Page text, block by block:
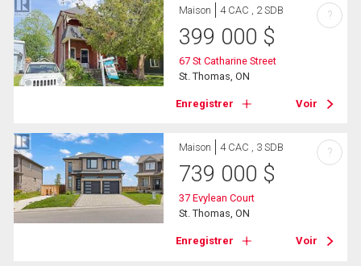
Maison 4 CAC , 2 SDB
399 000 $
67 St Catharine Street
St. Thomas, ON
Enregistrer Voir
?
Maison 4 CAC , 3 SDB
739 000 $
37 Evylean Court
St. Thomas, ON
Enregistrer Voir
?